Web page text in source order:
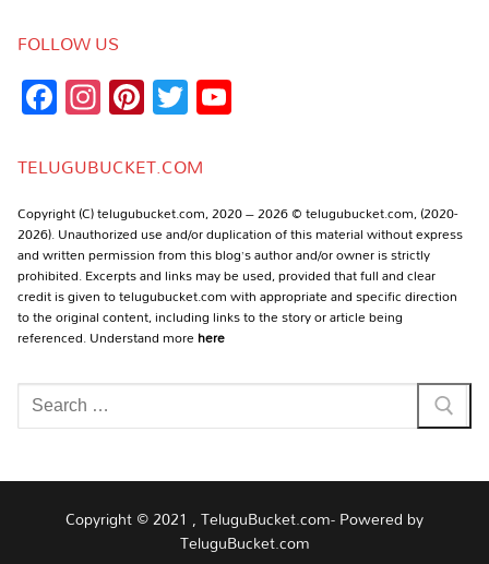
FOLLOW US
Facebook
Instagram
Pinterest
Twitter
TELUGUBUCKET.COM
Copyright (C) telugubucket.com, 2020 – 2026 © telugubucket.com, (2020-
2026). Unauthorized use and/or duplication of this material without express
and written permission from this blog’s author and/or owner is strictly
prohibited. Excerpts and links may be used, provided that full and clear
credit is given to telugubucket.com with appropriate and specific direction
to the original content, including links to the story or article being
referenced. Understand morehere
Search
for:
Copyright © 2021 , TeluguBucket.com- Powered by
TeluguBucket.com